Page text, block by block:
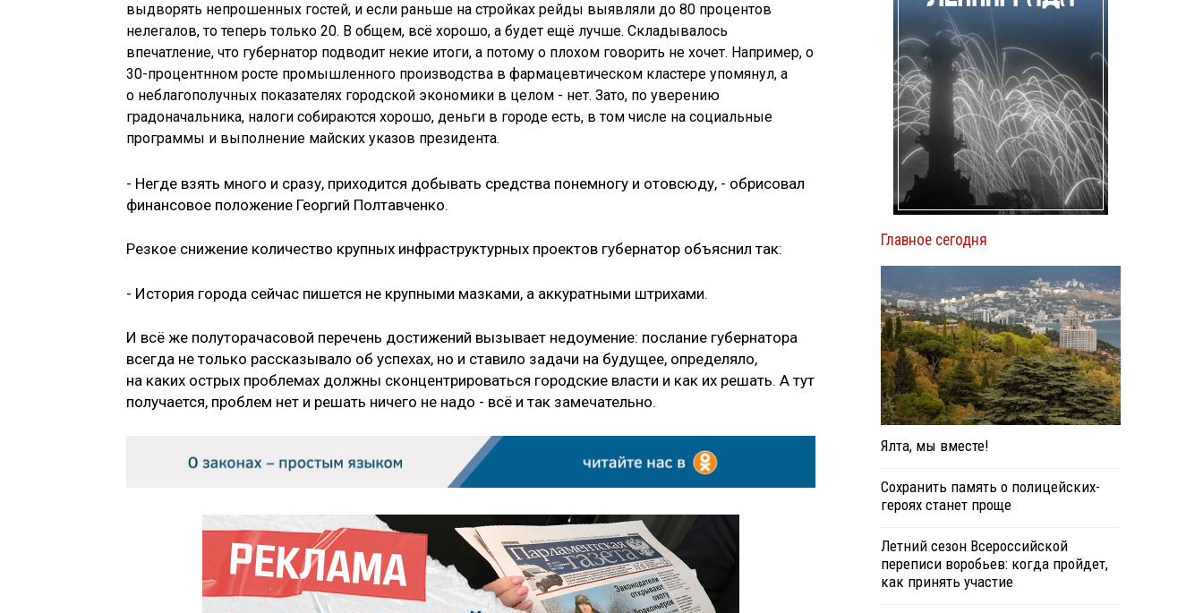
выдворять непрошенных гостей, и если раньше на стройках рейды выявляли до 80 процентов
нелегалов, то теперь только 20. В общем, всё хорошо, а будет ещё лучше. Складывалось
впечатление, что губернатор подводит некие итоги, а потому о плохом говорить не хочет. Например, о
30-процентнном росте промышленного производства в фармацевтическом кластере упомянул, а
о неблагополучных показателях городской экономики в целом - нет. Зато, по уверению
градоначальника, налоги собираются хорошо, деньги в городе есть, в том числе на социальные
программы и выполнение майских указов президента.
- Негде взять много и сразу, приходится добывать средства понемногу и отовсюду, - обрисовал
финансовое положение Георгий Полтавченко.
Резкое снижение количество крупных инфраструктурных проектов губернатор объяснил так:
- История города сейчас пишется не крупными мазками, а аккуратными штрихами.
И всё же полуторачасовой перечень достижений вызывает недоумение: послание губернатора
всегда не только рассказывало об успехах, но и ставило задачи на будущее, определяло,
на каких острых проблемах должны сконцентрироваться городские власти и как их решать. А тут
получается, проблем нет и решать ничего не надо - всё и так замечательно.
Главное сегодня
Ялта, мы вместе!
Сохранить память о полицейских-
героях станет проще
Летний сезон Всероссийской
переписи воробьев: когда пройдет,
как принять участие